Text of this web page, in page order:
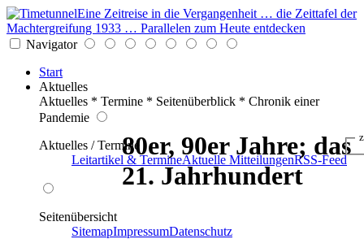
Eine Zeitreise in die Vergangenheit … die Zeittafel der
Machtergreifung 1933 … Parallelen zum Heute entdecken
Navigator
Start
Aktuelles
Aktuelles * Termine * Seitenüberblick * Chronik einer
Pandemie
Aktuelles / Termine
Leitartikel & TermineAktuelle MitteilungenRSS-Feed
Seitenübersicht
SitemapImpressumDatenschutz
80er, 90er Jahre; das
21. Jahrhundert